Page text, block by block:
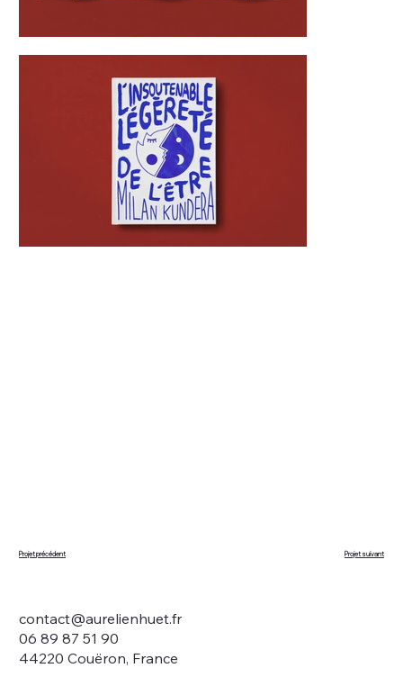
Projet précédent Projet suivant
contact@aurelienhuet.fr
06 89 87 51 90
44220 Couëron, France